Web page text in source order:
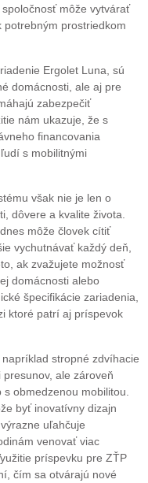
môže vytvárať
prostriedkom
Ergolet Luna, sú
domácnosti, ale aj pre
zabezpečiť
nám ukazuje, že s
financovania
s mobilitnými
však nie je len o
dôvere a kvalite života.
môže človek cítiť
vychutnávať každý deň,
ak zvažujete možnosť
domácnosti alebo
špecifikácie zariadenia,
ktoré patrí aj príspevok
stropné zdvíhacie
ale zároveň
obmedzenou mobilitou.
byť inovatívny dizajn
uľahčuje
venovať viac
príspevku pre ZŤP
čím sa otvárajú nové